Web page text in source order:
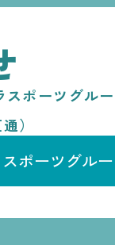
ポーツグル
）
ポーツグル